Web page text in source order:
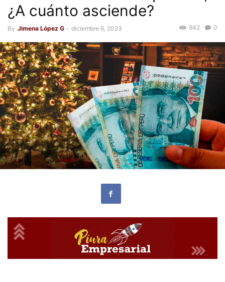
¿A cuánto asciende?
By Jimena López G - diciembre 6, 2023 0
942